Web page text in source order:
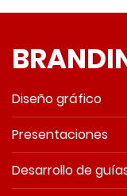
Diseño gráfico
Presentaciones
Desarrollo de